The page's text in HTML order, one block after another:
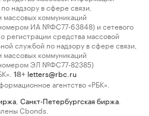
надзору в сфере связи,
коммуникаций
ИА №ФС77-63848) и сетевого
регистрации средства массовой
службой по надзору в сфере связи,
коммуникаций
ЭЛ №ФС77-82385)
18+ letters@rbc.ru
агентство «РБК».
Санкт-Петербургская биржа
Cbonds.